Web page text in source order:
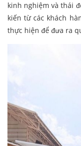
kinh nghiệm và thái
kiến từ các khách
thực hiện để đưa ra